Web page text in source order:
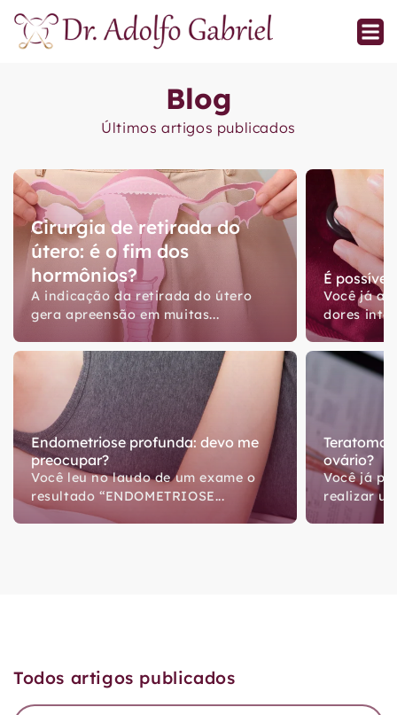
Blog
Últimos artigos publicados
Cirurgia de retirada do
útero: é o fim dos
hormônios?
A indicação da retirada do útero
gera apreensão em muitas...
Endometriose profunda: devo me
preocupar?
Você leu no laudo de um exame o
resultado “ENDOMETRIOSE...
É possível
Você já
dores
Teratoma:
ovário?
Você já
realizar
Todos artigos publicados